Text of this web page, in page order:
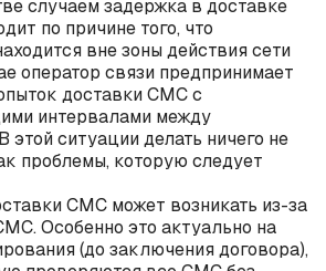
случаем задержка в доставке
по причине того, что
вне зоны действия сети
оператор связи предпринимает
доставки СМС с
интервалами между
этой ситуации делать ничего не
проблемы, которую следует
СМС может возникать из-за
Особенно это актуально на
(до заключения договора),